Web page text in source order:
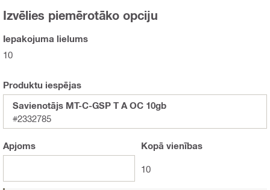
Izvēlies piemērotāko opciju
Iepakojuma lielums
10
Produktu iespējas
Savienotājs MT-C-GSP T A OC 10gb
#2332785
Apjoms Kopā vienības
10